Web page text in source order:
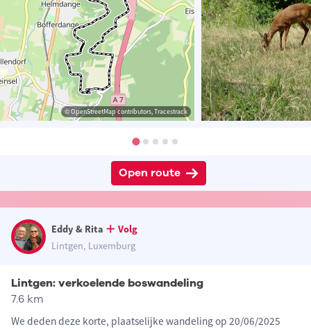
© OpenStreetMap contributors, Tracestrack
Open route
Eddy & Rita
Volg
Lintgen, Luxemburg
Lintgen: verkoelende boswandeling
7.6 km
We deden deze korte, plaatselijke wandeling op 20/06/2025